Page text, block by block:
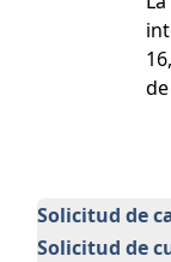
Udi
Solicitud de
Solicitud de